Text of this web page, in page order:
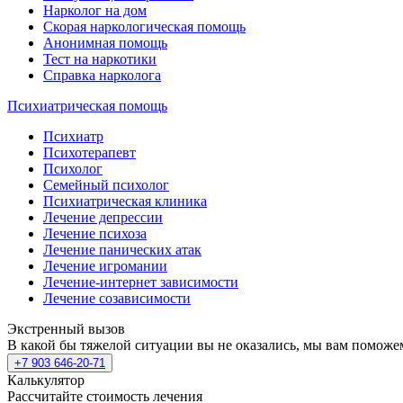
Нарколог на дом
Скорая наркологическая помощь
Анонимная помощь
Тест на наркотики
Справка нарколога
Психиатрическая помощь
Психиатр
Психотерапевт
Психолог
Семейный психолог
Психиатрическая клиника
Лечение депрессии
Лечение психоза
Лечение панических атак
Лечение игромании
Лечение-интернет зависимости
Лечение созависимости
Экстренный вызов
В какой бы тяжелой ситуации вы не оказались, мы вам
+7 903 646-20-71
Калькулятор
Рассчитайте стоимость лечения